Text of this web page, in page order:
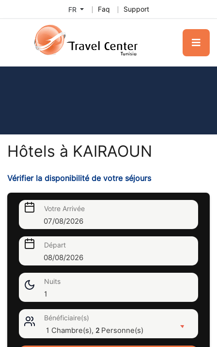
FR Faq Support
Hôtels à KAIRAOUN
Vérifier la disponibilité de votre séjours
Votre Arrivée
07/08/2026
Départ
08/08/2026
Nuits
1
Bénéficiaire(s)
1 Chambre(s), 2 Personne(s)